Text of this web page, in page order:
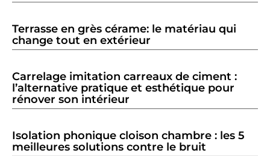
Terrasse en grès cérame: le matériau qui
change tout en extérieur
Carrelage imitation carreaux de ciment :
l’alternative pratique et esthétique pour
rénover son intérieur
Isolation phonique cloison chambre : les 5
meilleures solutions contre le bruit